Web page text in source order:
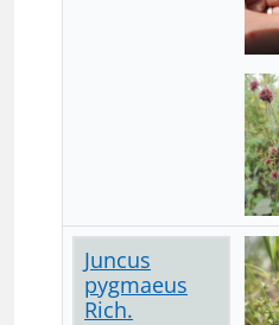
Juncus
pygmaeus
Rich.